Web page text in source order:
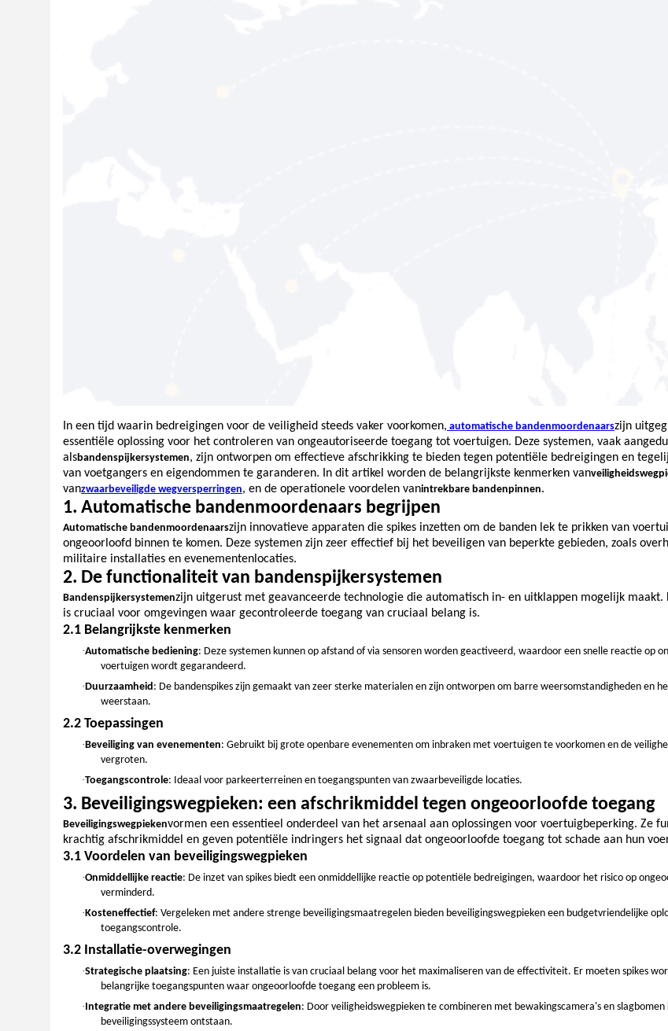
In een tijd waarin bedreigingen voor de veiligheid steeds vaker voorkomen, automatische bandenmoordenaarszijn
essentiële oplossing voor het controleren van ongeautoriseerde toegang tot voertuigen. Deze systemen, vaak
alsbandenspijkersystemen, zijn ontworpen om effectieve afschrikking te bieden tegen potentiële bedreigingen en
van voetgangers en eigendommen te garanderen. In dit artikel worden de belangrijkste kenmerken van
vanzwaarbeveiligde wegversperringen, en de operationele voordelen vanintrekbare bandenpinnen.
1. Automatische bandenmoordenaars begrijpen
Automatische bandenmoordenaarszijn innovatieve apparaten die spikes inzetten om de banden lek te prikken van
ongeoorloofd binnen te komen. Deze systemen zijn zeer effectief bij het beveiligen van beperkte gebieden, zoals
militaire installaties en evenementenlocaties.
2. De functionaliteit van bandenspijkersystemen
Bandenspijkersystemenzijn uitgerust met geavanceerde technologie die automatisch in- en uitklappen mogelijk
is cruciaal voor omgevingen waar gecontroleerde toegang van cruciaal belang is.
2.1 Belangrijkste kenmerken
·Automatische bediening: Deze systemen kunnen op afstand of via sensoren worden geactiveerd, waardoor een snelle reactie op
voertuigen wordt gegarandeerd.
·Duurzaamheid: De bandenspikes zijn gemaakt van zeer sterke materialen en zijn ontworpen om barre weersomstandigheden en
weerstaan.
2.2 Toepassingen
·Beveiliging van evenementen: Gebruikt bij grote openbare evenementen om inbraken met voertuigen te voorkomen en de
vergroten.
·Toegangscontrole: Ideaal voor parkeerterreinen en toegangspunten van zwaarbeveiligde locaties.
3. Beveiligingswegpieken: een afschrikmiddel tegen ongeoorloofde toegang
Beveiligingswegpiekenvormen een essentieel onderdeel van het arsenaal aan oplossingen voor voertuigbeperking. Ze
krachtig afschrikmiddel en geven potentiële indringers het signaal dat ongeoorloofde toegang tot schade aan hun
3.1 Voordelen van beveiligingswegpieken
·Onmiddellijke reactie: De inzet van spikes biedt een onmiddellijke reactie op potentiële bedreigingen, waardoor het risico op
verminderd.
·Kosteneffectief: Vergeleken met andere strenge beveiligingsmaatregelen bieden beveiligingswegpieken een budgetvriendelijke
toegangscontrole.
3.2 Installatie-overwegingen
·Strategische plaatsing: Een juiste installatie is van cruciaal belang voor het maximaliseren van de effectiviteit. Er moeten spikes
belangrijke toegangspunten waar ongeoorloofde toegang een probleem is.
·Integratie met andere beveiligingsmaatregelen: Door veiligheidswegpieken te combineren met bewakingscamera's en
beveiligingssysteem ontstaan.